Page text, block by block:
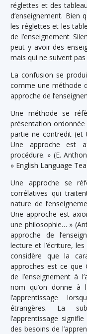
réglettes et des
d’enseignement. Bien
les réglettes et les
de l’enseignement
peut y avoir des
mais qui ne suivent
La confusion se
comme une méthode
approche de
Une méthode se
présentation
partie ne contredit (et
Une approche est
procédure. » (E.
» English Language
Une approche se
corrélatives qui
nature de
Une approche est
une philosophie… »
approche de
lecture et l’écriture,
considère que la
approches est ce que
de l’enseignement à
nom qu’on donne à
l’apprentissage
étrangères. La
l’apprentissage
des besoins de